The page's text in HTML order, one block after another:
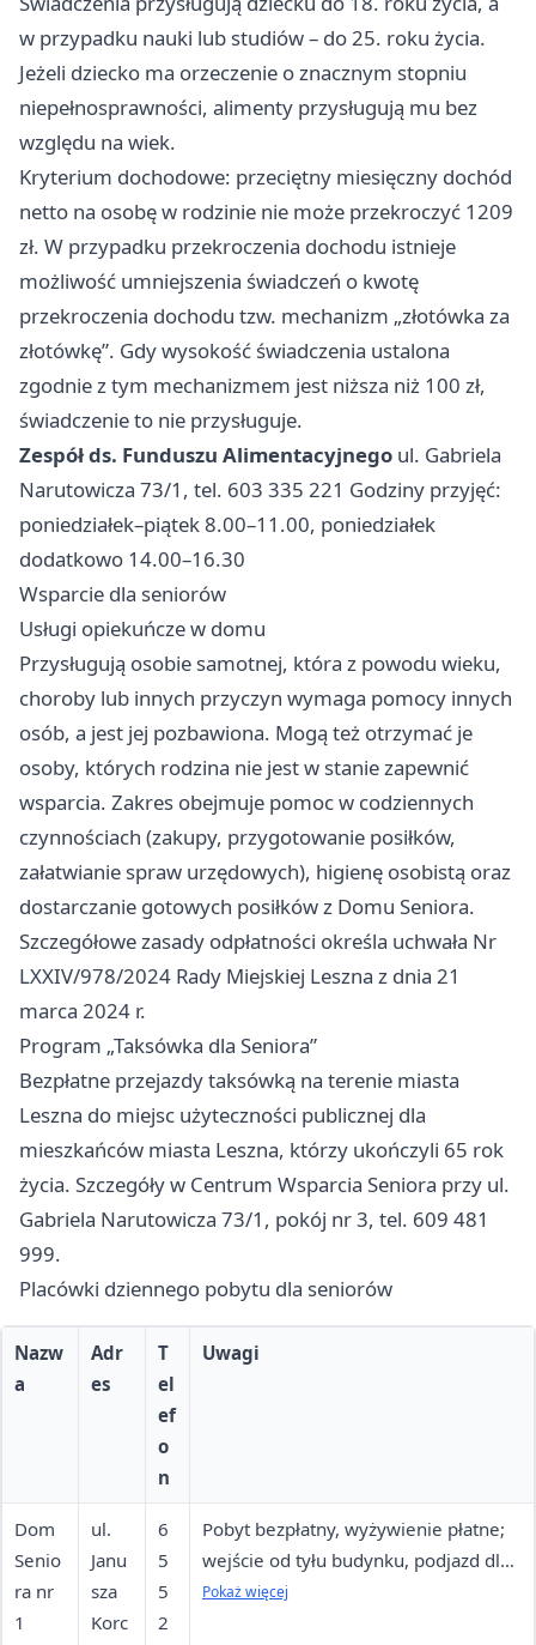
w przypadku nauki lub studiów – do 25. roku życia.
Jeżeli dziecko ma orzeczenie o znacznym stopniu
niepełnosprawności, alimenty przysługują mu bez
względu na wiek.
Kryterium dochodowe: przeciętny miesięczny dochód
netto na osobę w rodzinie nie może przekroczyć 1209
zł. W przypadku przekroczenia dochodu istnieje
możliwość umniejszenia świadczeń o kwotę
przekroczenia dochodu tzw. mechanizm „złotówka za
złotówkę”. Gdy wysokość świadczenia ustalona
zgodnie z tym mechanizmem jest niższa niż 100 zł,
świadczenie to nie przysługuje.
Zespół ds. Funduszu Alimentacyjnego ul. Gabriela
Narutowicza 73/1, tel. 603 335 221 Godziny przyjęć:
poniedziałek–piątek 8.00–11.00, poniedziałek
dodatkowo 14.00–16.30
Wsparcie dla seniorów
Usługi opiekuńcze w domu
Przysługują osobie samotnej, która z powodu wieku,
choroby lub innych przyczyn wymaga pomocy innych
osób, a jest jej pozbawiona. Mogą też otrzymać je
osoby, których rodzina nie jest w stanie zapewnić
wsparcia. Zakres obejmuje pomoc w codziennych
czynnościach (zakupy, przygotowanie posiłków,
załatwianie spraw urzędowych), higienę osobistą oraz
dostarczanie gotowych posiłków z Domu Seniora.
Szczegółowe zasady odpłatności określa uchwała Nr
LXXIV/978/2024 Rady Miejskiej Leszna z dnia 21
marca 2024 r.
Program „Taksówka dla Seniora”
Bezpłatne przejazdy taksówką na terenie miasta
Leszna do miejsc użyteczności publicznej dla
mieszkańców miasta Leszna, którzy ukończyli 65 rok
życia. Szczegóły w Centrum Wsparcia Seniora przy ul.
Gabriela Narutowicza 73/1, pokój nr 3, tel. 609 481
999.
Placówki dziennego pobytu dla seniorów
Nazw
a
Adr
es
T
el
ef
o
n
Uwagi
Dom
Senio
ra nr
1
ul.
Janu
sza
Korc
6
5
5
2
Pobyt bezpłatny, wyżywienie płatne;
wejście od tyłu budynku, podjazd dla
osób niepełnosprawnych, pętla
Pokaż więcej